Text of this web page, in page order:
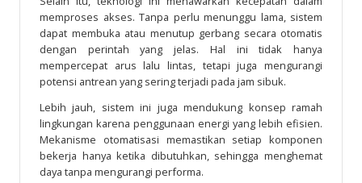
memproses akses. Tanpa perlu menunggu lama, sistem
dapat membuka atau menutup gerbang secara otomatis
dengan perintah yang jelas. Hal ini tidak hanya
mempercepat arus lalu lintas, tetapi juga mengurangi
potensi antrean yang sering terjadi pada jam sibuk.
Lebih jauh, sistem ini juga mendukung konsep ramah
lingkungan karena penggunaan energi yang lebih efisien.
Mekanisme otomatisasi memastikan setiap komponen
bekerja hanya ketika dibutuhkan, sehingga menghemat
daya tanpa mengurangi performa.